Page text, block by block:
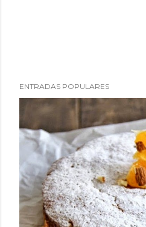
ENTRADAS POPULARES